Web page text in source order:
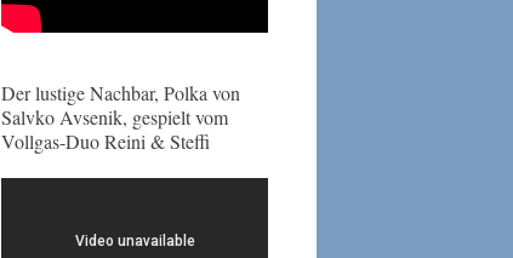
Der lustige Nachbar, Polka von
Salvko Avsenik, gespielt vom
Vollgas-Duo Reini & Steffi